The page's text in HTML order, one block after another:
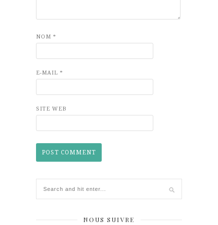
NOM *
E-MAIL *
SITE WEB
NOUS SUIVRE